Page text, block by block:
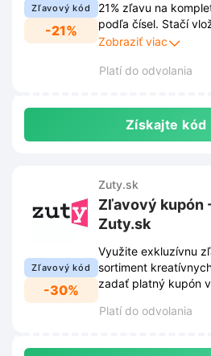
Zľavový kód
-21%
21% zľavu na
podľa čísel. Stačí
poľa v košíku na
Zobraziť viac
Platí do odvolania
Získajte kód
Zľavový kód
-30%
Zuty.sk
Zľavový kupón
Zuty.sk
Využite exkluzívnu
sortiment
zadať platný kupón
Platí do odvolania